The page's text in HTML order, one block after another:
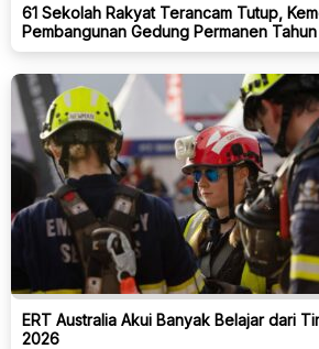
61 Sekolah Rakyat Terancam Tutup,
Pembangunan Gedung Permanen Tahun
ERT Australia Akui Banyak Belajar dari
2026